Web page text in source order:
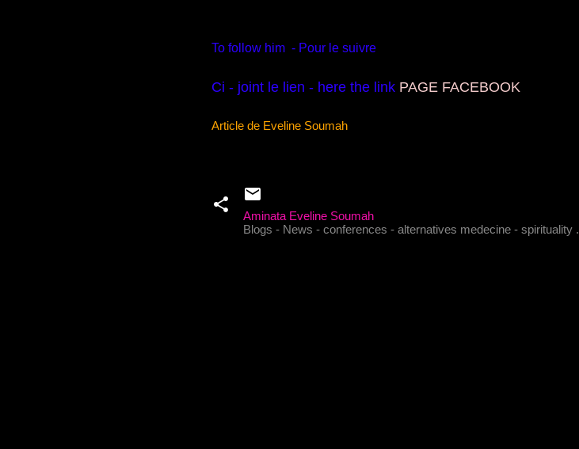
To follow him - Pour le suivre
Ci - joint le lien - here the link PAGE FACEBOOK
Article de Eveline Soumah
Aminata Eveline Soumah
Blogs - News - conferences - alternatives medecine - spirituality .